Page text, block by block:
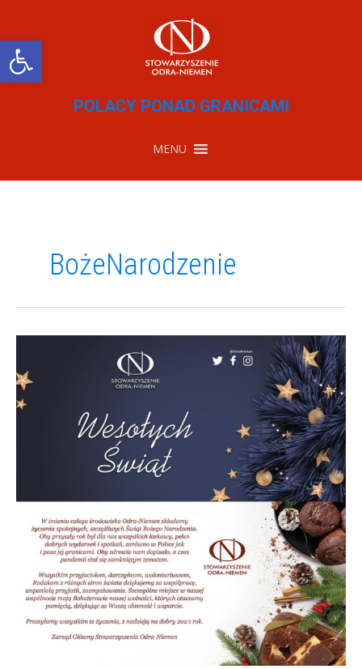
Otwórz pasek narzędzi
POLACY PONAD GRANICAMI
MENU
BożeNarodzenie
Życzenia